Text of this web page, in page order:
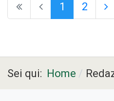
1 2
Sei qui: Home